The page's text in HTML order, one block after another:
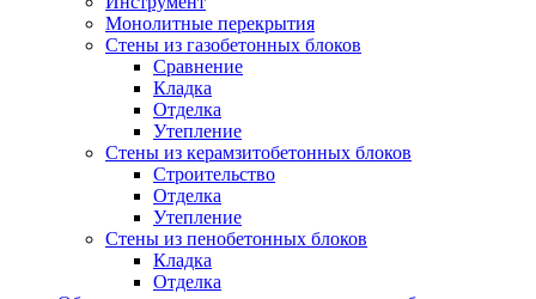
Монолитные перекрытия
Стены из газобетонных блоков
Сравнение
Кладка
Отделка
Утепление
Стены из керамзитобетонных блоков
Строительство
Отделка
Утепление
Стены из пенобетонных блоков
Кладка
Отделка